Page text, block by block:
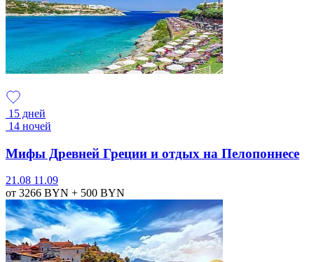
15 дней
14 ночей
Мифы Древней Греции и отдых на Пелопоннесе
21.08 11.09
от 3266 BYN + 500 BYN